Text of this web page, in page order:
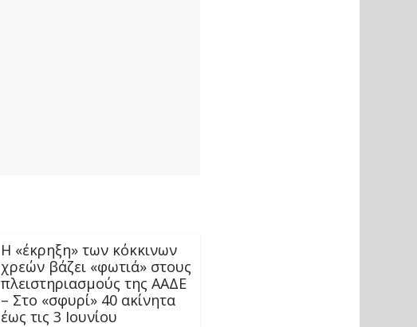
Η «έκρηξη» των κόκκινων
χρεών βάζει «φωτιά» στους
πλειστηριασμούς της ΑΑΔΕ
– Στο «σφυρί» 40 ακίνητα
έως τις 3 Ιουνίου